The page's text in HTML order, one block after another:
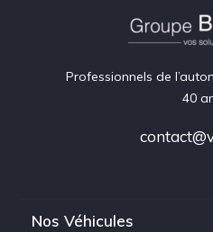
Professionnels de
40
Nos Véhicules